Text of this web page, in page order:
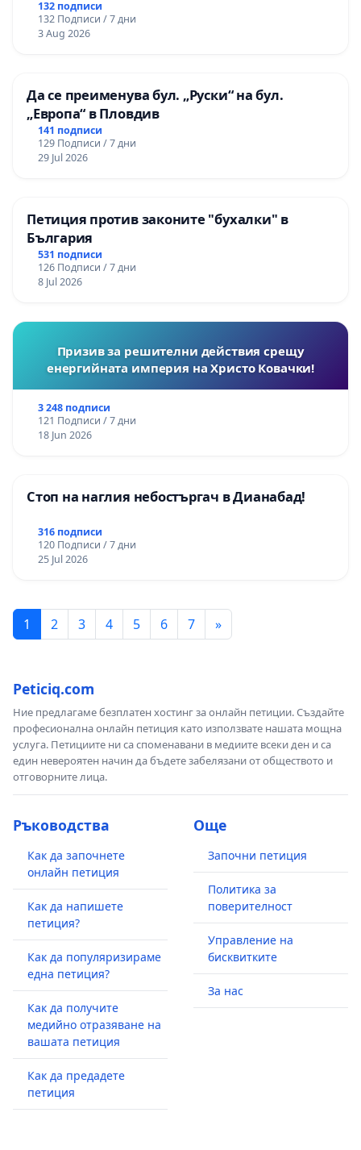
132 подписи
132 Подписи / 7 дни
3 Aug 2026
Да се преименува бул. „Руски“ на бул.
„Европа“ в Пловдив
141 подписи
129 Подписи / 7 дни
29 Jul 2026
Петиция против законите "бухалки" в
България
531 подписи
126 Подписи / 7 дни
8 Jul 2026
Призив за решителни действия срещу
енергийната империя на Христо Ковачки!
3 248 подписи
121 Подписи / 7 дни
18 Jun 2026
Стоп на наглия небостъргач в Дианабад!
316 подписи
120 Подписи / 7 дни
25 Jul 2026
1 2 3 4 5 6 7 »
Peticiq.com
Ние предлагаме безплатен хостинг за онлайн петиции. Създайте
професионална онлайн петиция като използвате нашата мощна
услуга. Петициите ни са споменавани в медиите всеки ден и са
един невероятен начин да бъдете забелязани от обществото и
отговорните лица.
Ръководства
Как да започнете
онлайн петиция
Как да напишете
петиция?
Как да популяризираме
една петиция?
Как да получите
медийно отразяване на
вашата петиция
Как да предадете
петиция
Още
Започни петиция
Политика за
поверителност
Управление на
бисквитките
За нас